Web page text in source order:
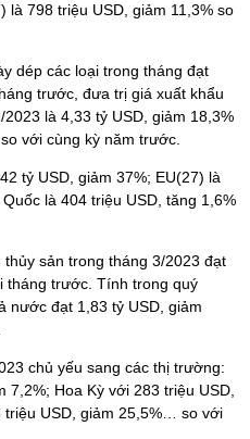
là 798 triệu USD, giảm 11,3% so
dép các loại trong tháng đạt
trước, đưa trị giá xuất khẩu
là 4,33 tỷ USD, giảm 18,3%
với cùng kỳ năm trước.
tỷ USD, giảm 37%; EU(27) là
là 404 triệu USD, tăng 1,6%
thủy sản trong tháng 3/2023 đạt
tháng trước. Tính trong quý
nước đạt 1,83 tỷ USD, giảm
chủ yếu sang các thị trường:
7,2%; Hoa Kỳ với 283 triệu USD,
triệu USD, giảm 25,5%… so với